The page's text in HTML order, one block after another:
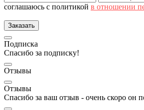
соглашаюсь с политикой в отношении
Заказать
Подписка
Спасибо за подписку!
Отзывы
Отзывы
Спасибо за ваш отзыв - очень скоро он